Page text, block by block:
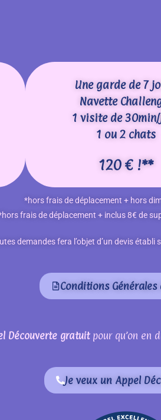
Une garde de 7
Navette
1 visite de
1 ou 2 chats
120 € !**
*hors frais de déplacement + hors
frais de déplacement + inclus 8€ de
demandes fera l’objet d’un devis établi
Conditions Générales
Découverte gratuitpour qu’on en
Je veux un Appel